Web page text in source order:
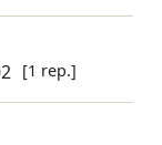
[1 rep.]